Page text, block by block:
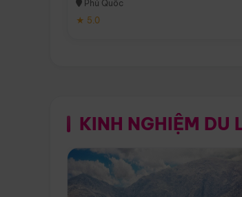
Phú Quốc
★ 5.0
KINH NGHIỆM DU